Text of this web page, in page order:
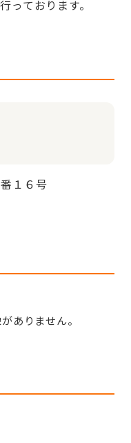
っております。
１６号
ありません。